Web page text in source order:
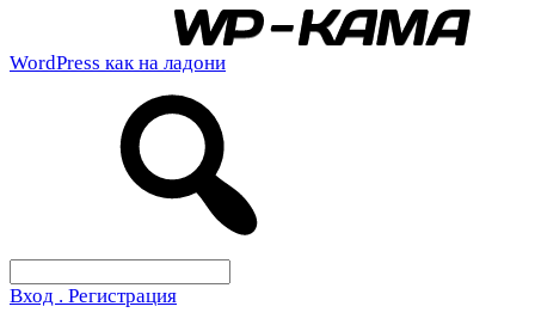
WordPress как на ладони
Вход . Регистрация